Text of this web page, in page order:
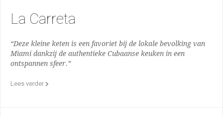
La Carreta
“Deze kleine keten is een favoriet bij de lokale bevolking van
Miami dankzij de authentieke Cubaanse keuken in een
ontspannen sfeer.”
Lees verder